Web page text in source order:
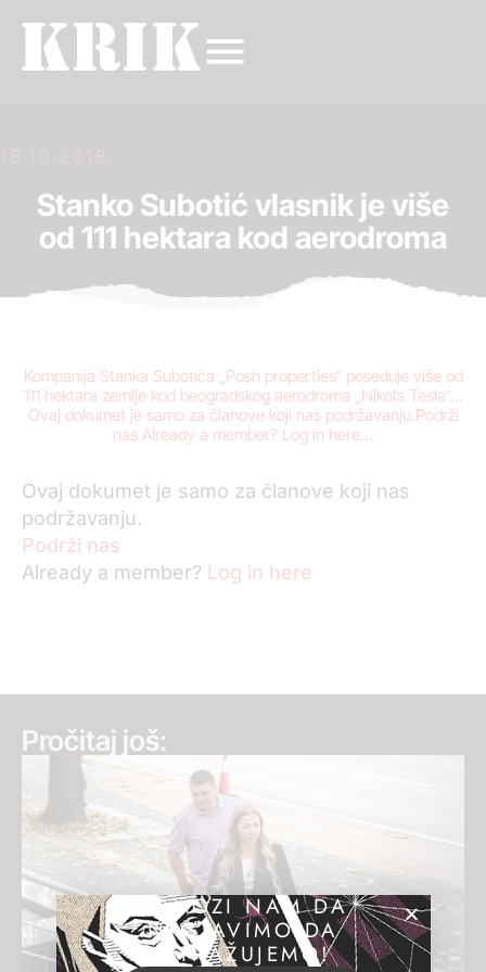
18.10.2018.
Stanko Subotić vlasnik je više
od 111 hektara kod aerodroma
Kompanija Stanka Subotića „Posh properties“ poseduje više od
111 hektara zemlje kod beogradskog aerodroma „Nikola Tesla“…
Ovaj dokumet je samo za članove koji nas podržavanju.Podrži
nas Already a member? Log in here...
Ovaj dokumet je samo za članove koji nas
podržavanju.
Podrži nas
Already a member? Log in here
Pročitaj još:
POMOZI NAM DA
NASTAVIMO DA
ISTRAŽUJEMO!